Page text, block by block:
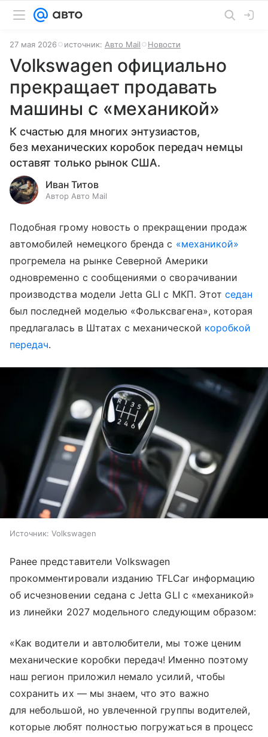
27 мая 2026 источник: Авто Mail Новости
Volkswagen официально
прекращает продавать
машины с «механикой»
К счастью для многих энтузиастов,
без механических коробок передач немцы
оставят только рынок США.
Иван Титов
Автор Авто Mail
Подобная грому новость о прекращении продаж
автомобилей немецкого бренда с «механикой»
прогремела на рынке Северной Америки
одновременно с сообщениями о сворачивании
производства модели Jetta GLI с МКП. Этотседан
был последней моделью «Фольксвагена», которая
предлагалась в Штатах с механической коробкой
передач.
Источник: Volkswagen
Ранее представители Volkswagen
прокомментировали изданию TFLCar информацию
об исчезновении седана с Jetta GLI с «механикой»
из линейки 2027 модельного следующим образом:
«Как водители и автолюбители, мы тоже ценим
механические коробки передач! Именно поэтому
наш регион приложил немало усилий, чтобы
сохранить их — мы знаем, что это важно
для небольшой, но увлеченной группы водителей,
которые любят полностью погружаться в процесс